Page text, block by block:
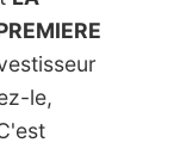
le,